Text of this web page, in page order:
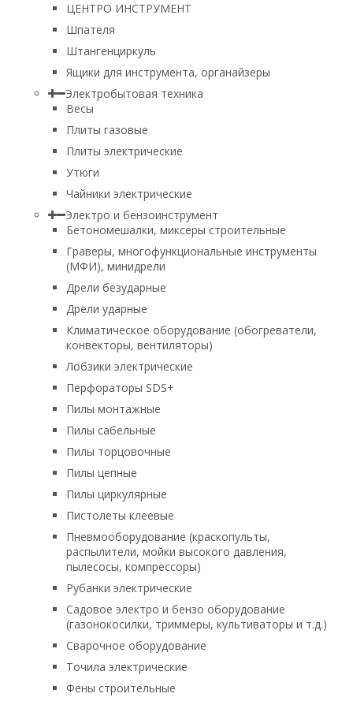
ЦЕНТРО ИНСТРУМЕНТ
Шпателя
Штангенциркуль
Ящики для инструмента, органайзеры
Электробытовая техника
Весы
Плиты газовые
Плиты электрические
Утюги
Чайники электрические
Электро и бензоинструмент
Бетономешалки, миксеры строительные
Граверы, многофункциональные инструменты
(МФИ), минидрели
Дрели безударные
Дрели ударные
Климатическое оборудование (обогреватели,
конвекторы, вентиляторы)
Лобзики электрические
Перфораторы SDS+
Пилы монтажные
Пилы сабельные
Пилы торцовочные
Пилы цепные
Пилы циркулярные
Пистолеты клеевые
Пневмооборудование (краскопульты,
распылители, мойки высокого давления,
пылесосы, компрессоры)
Рубанки электрические
Садовое электро и бензо оборудование
(газонокосилки, триммеры, культиваторы и т.д.)
Сварочное оборудование
Точила электрические
Фены строительные